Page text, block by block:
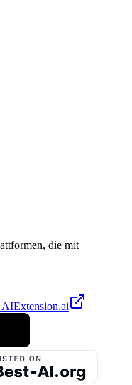
die mit
AIExtension.ai